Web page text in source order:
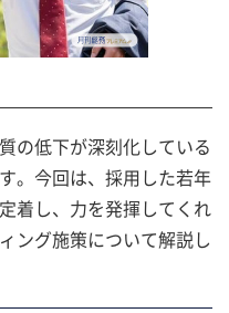
の低下が深刻化している
。今回は、採用した若年
着し、力を発揮してくれ
ング施策について解説し